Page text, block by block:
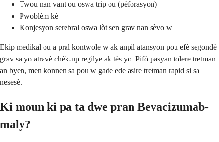
Twou nan vant ou oswa trip ou (pèforasyon)
Pwoblèm kè
Konjesyon serebral oswa lòt sen grav nan sèvo w
Ekip medikal ou a pral kontwole w ak anpil atansyon pou efè segondè
grav sa yo atravè chèk-up regilye ak tès yo. Pifò pasyan tolere tretman
an byen, men konnen sa pou w gade ede asire tretman rapid si sa
nesesè.
Ki moun ki pa ta dwe pran Bevacizumab-
maly?